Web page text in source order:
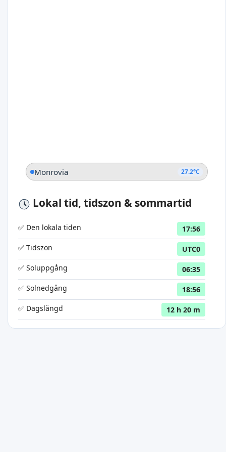
Monrovia 27.2°C
Lokal tid, tidszon & sommartid
✅ Den lokala tiden
17:56
✅ Tidszon
UTC0
✅ Soluppgång
06:35
✅ Solnedgång
18:56
✅ Dagslängd
12 h 20 m